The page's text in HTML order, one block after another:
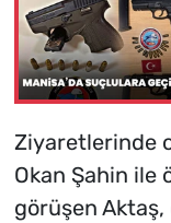
Ziyaretlerinde
Okan Şahin ile
görüşen